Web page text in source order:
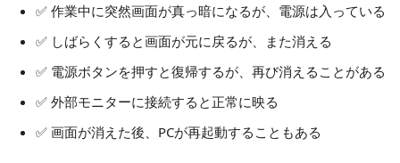
✅ 作業中に突然画面が真っ暗になるが、電源は入っている
✅ しばらくすると画面が元に戻るが、また消える
✅ 電源ボタンを押すと復帰するが、再び消えることがある
✅ 外部モニターに接続すると正常に映る
✅ 画面が消えた後、PCが再起動することもある